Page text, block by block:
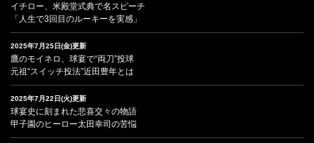
イチロー、米殿堂式典で名スピーチ
「人生で3回目のルーキーを実感」
2025年7月25日(金)更新
鷹のモイネロ、球宴で“両刀”投球
元祖“スイッチ投法”近田豊年とは
2025年7月22日(火)更新
球宴史に刻まれた悲喜交々の物語
甲子園のヒーロー太田幸司の苦悩